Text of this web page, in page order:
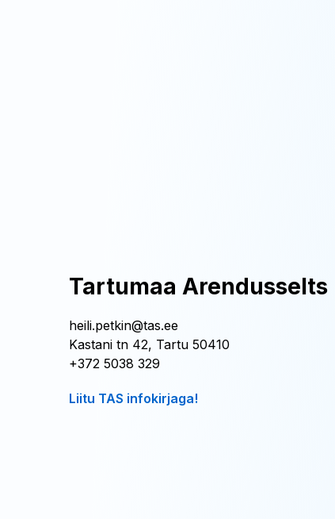
Tartumaa Arendusselts
heili.petkin@tas.ee
Kastani tn 42, Tartu 50410
+372 5038 329
Liitu TAS infokirjaga!